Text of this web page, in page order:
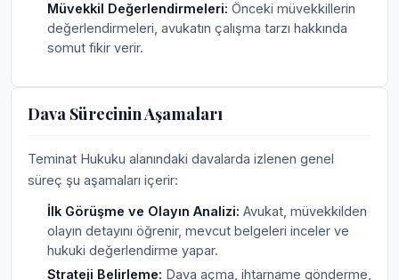
Müvekkil Değerlendirmeleri: Önceki müvekkillerin
değerlendirmeleri, avukatın çalışma tarzı hakkında
somut fikir verir.
Dava Sürecinin Aşamaları
Teminat Hukuku alanındaki davalarda izlenen genel
süreç şu aşamaları içerir:
İlk Görüşme ve Olayın Analizi: Avukat, müvekkilden
olayın detayını öğrenir, mevcut belgeleri inceler ve
hukuki değerlendirme yapar.
Strateji Belirleme: Dava açma, ihtarname gönderme,